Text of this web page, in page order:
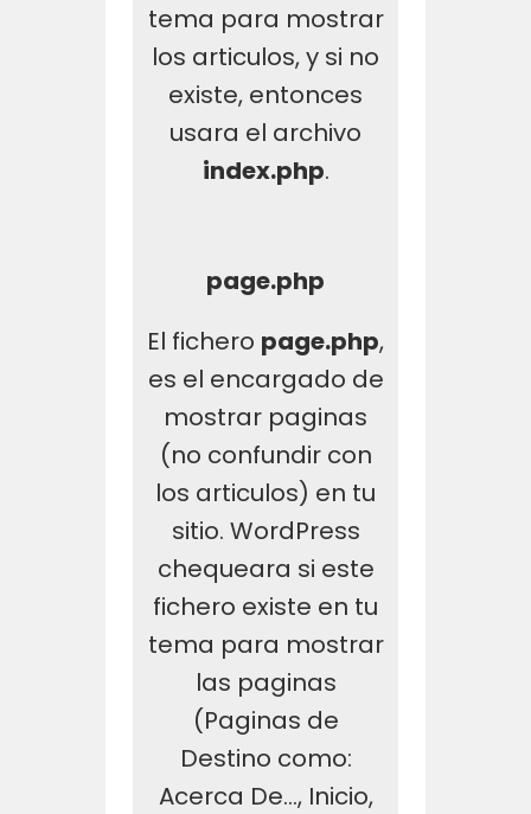
tema para mostrar
los articulos, y si no
existe, entonces
usara el archivo
index.php.
page.php
El fichero page.php,
es el encargado de
mostrar paginas
(no confundir con
los articulos) en tu
sitio. WordPress
chequeara si este
fichero existe en tu
tema para mostrar
las paginas
(Paginas de
Destino como:
Acerca De…, Inicio,